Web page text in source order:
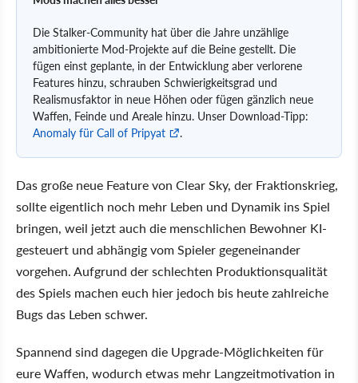
Die Stalker-Community hat über die Jahre unzählige
ambitionierte Mod-Projekte auf die Beine gestellt. Die
fügen einst geplante, in der Entwicklung aber verlorene
Features hinzu, schrauben Schwierigkeitsgrad und
Realismusfaktor in neue Höhen oder fügen gänzlich neue
Waffen, Feinde und Areale hinzu. Unser Download-Tipp:
Anomaly für Call of Pripyat
.
Das große neue Feature von Clear Sky, der Fraktionskrieg,
sollte eigentlich noch mehr Leben und Dynamik ins Spiel
bringen, weil jetzt auch die menschlichen Bewohner KI-
gesteuert und abhängig vom Spieler gegeneinander
vorgehen. Aufgrund der schlechten Produktionsqualität
des Spiels machen euch hier jedoch bis heute zahlreiche
Bugs das Leben schwer.
Spannend sind dagegen die Upgrade-Möglichkeiten für
eure Waffen, wodurch etwas mehr Langzeitmotivation in